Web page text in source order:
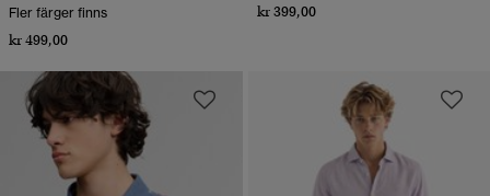
Fler färger finns
kr 499,00
kr 399,00